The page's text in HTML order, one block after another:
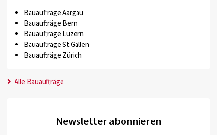
Bauaufträge Aargau
Bauaufträge Bern
Bauaufträge Luzern
Bauaufträge St.Gallen
Bauaufträge Zürich
Alle Bauaufträge
Newsletter abonnieren